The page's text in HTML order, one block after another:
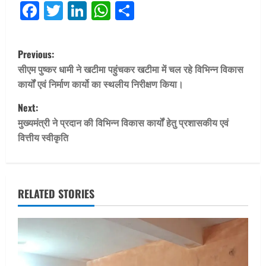
Facebook
Twitter
LinkedIn
WhatsApp
P
o
s
t
n
v
i
g
Previous:
सीएम पुष्कर धामी ने खटीमा पहुंचकर खटीमा में चल रहे विभिन्न विकास
कार्यों एवं निर्माण कार्यो का स्थलीय निरीक्षण किया।
Next:
मुख्यमंत्री ने प्रदान की विभिन्न विकास कार्यों हेतु प्रशासकीय एवं
वित्तीय स्वीकृति
RELATED STORIES